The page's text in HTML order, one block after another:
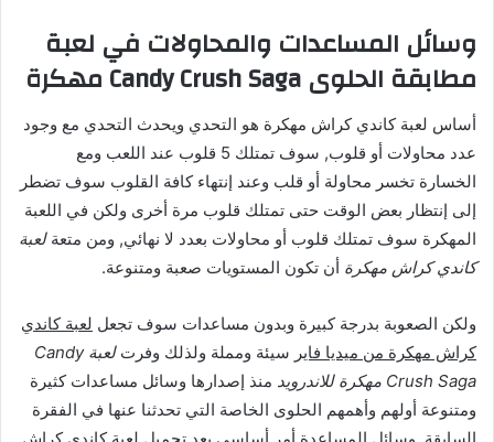
وسائل المساعدات والمحاولات في لعبة
مطابقة الحلوى Candy Crush Saga مهكرة
أساس لعبة كاندي كراش مهكرة هو التحدي ويحدث التحدي مع وجود
عدد محاولات أو قلوب, سوف تمتلك 5 قلوب عند اللعب ومع
الخسارة تخسر محاولة أو قلب وعند إنتهاء كافة القلوب سوف تضطر
إلى إنتظار بعض الوقت حتى تمتلك قلوب مرة أخرى ولكن في اللعبة
المهكرة سوف تمتلك قلوب أو محاولات بعدد لا نهائي, ومن متعةلعبة
كاندي كراش مهكرة أن تكون المستويات صعبة ومتنوعة.
ولكن الصعوبة بدرجة كبيرة وبدون مساعدات سوف تجعل لعبة كاندي
كراش مهكرة من ميديا فاير سيئة ومملة ولذلك وفرت
لعبة Candy
Crush Saga مهكرة للاندرويد
منذ إصدارها وسائل مساعدات كثيرة
ومتنوعة أولهم وأهمهم الحلوى الخاصة التي تحدثنا عنها في الفقرة